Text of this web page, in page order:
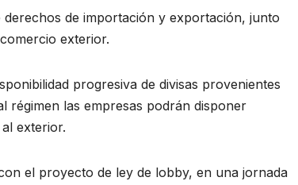
de importación y exportación, junto
exterior.
progresiva de divisas provenientes
régimen las empresas podrán disponer
exterior.
el proyecto de ley de lobby, en una jornada